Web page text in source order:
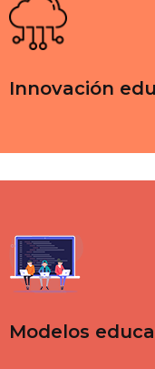
Innovación
Modelos